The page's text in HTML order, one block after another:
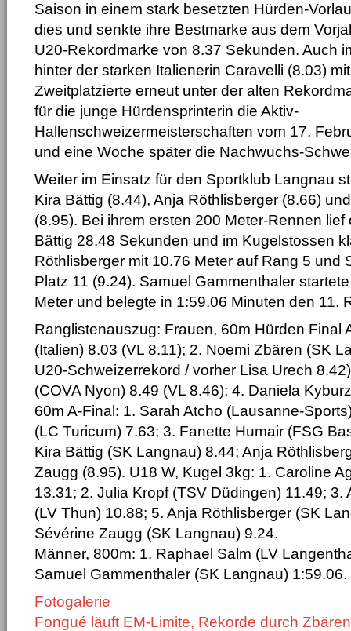
Saison in einem stark besetzten Hürden-
dies und senkte ihre Bestmarke aus dem
U20-Rekordmarke von 8.37 Sekunden. Auch
hinter der starken Italienerin Caravelli (8.03)
Zweitplatzierte erneut unter der alten
für die junge Hürdensprinterin die Aktiv-
Hallenschweizermeisterschaften vom 17.
und eine Woche später die Nachwuchs-
Weiter im Einsatz für den Sportklub Langnau
Kira Bättig (8.44), Anja Röthlisberger (8.66)
(8.95). Bei ihrem ersten 200 Meter-Rennen lief
Bättig 28.48 Sekunden und im Kugelstossen
Röthlisberger mit 10.76 Meter auf Rang 5 und
Platz 11 (9.24). Samuel Gammenthaler
Meter und belegte in 1:59.06 Minuten den 11.
Ranglistenauszug: Frauen, 60m Hürden Final
(Italien) 8.03 (VL 8.11); 2. Noemi Zbären (SK
U20-Schweizerrekord / vorher Lisa Urech
(COVA Nyon) 8.49 (VL 8.46); 4. Daniela
60m A-Final: 1. Sarah Atcho (Lausanne-
(LC Turicum) 7.63; 3. Fanette Humair (FSG
Kira Bättig (SK Langnau) 8.44; Anja
Zaugg (8.95). U18 W, Kugel 3kg: 1. Caroline
13.31; 2. Julia Kropf (TSV Düdingen) 11.49; 3.
(LV Thun) 10.88; 5. Anja Röthlisberger (SK
Sévérine Zaugg (SK Langnau) 9.24.
Männer, 800m: 1. Raphael Salm (LV
Samuel Gammenthaler (SK Langnau) 1:59.06.
Fotogalerie
Fongué läuft EM-Limite, Rekorde durch